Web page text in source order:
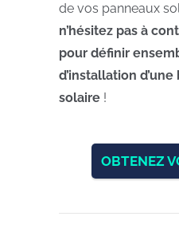
de vos panneaux
n’hésitez pas à
pour définir
d’installation
solaire !
OBTENEZ